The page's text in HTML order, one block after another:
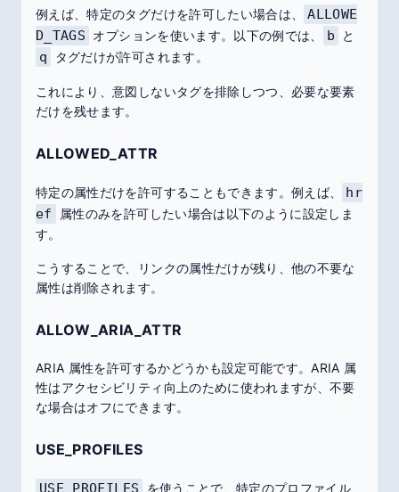
例えば、特定のタグだけを許可したい場合は、
ALLOWE
D_TAGS オプションを使います。以下の例では、 b と
q タグだけが許可されます。
これにより、意図しないタグを排除しつつ、必要な要素
だけを残せます。
ALLOWED_ATTR
特定の属性だけを許可することもできます。例えば、
hr
ef
属性のみを許可したい場合は以下のように設定しま
す。
こうすることで、リンクの属性だけが残り、他の不要な
属性は削除されます。
ALLOW_ARIA_ATTR
ARIA 属性を許可するかどうかも設定可能です。ARIA 属
性はアクセシビリティ向上のために使われますが、不要
な場合はオフにできます。
USE_PROFILES
USE_PROFILES を使うことで、特定のプロファイル